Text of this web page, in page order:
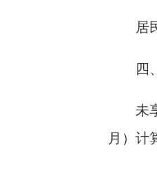
居
四
未
月）计